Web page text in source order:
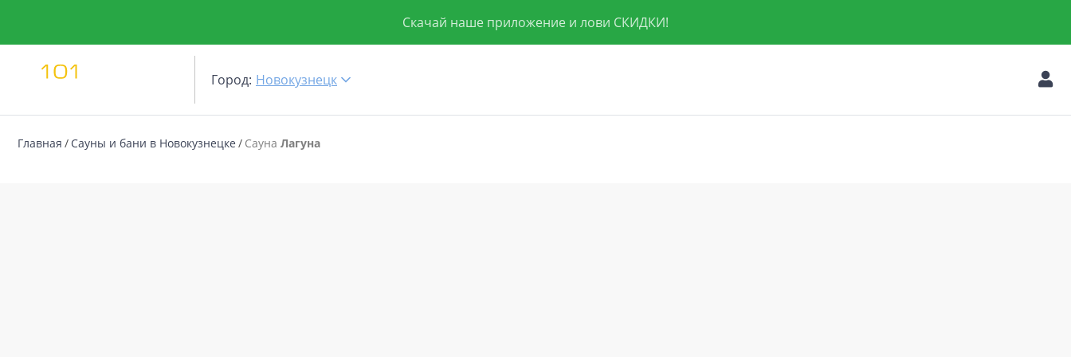
Скачай наше приложение и лови СКИДКИ!
Город: Новокузнецк
Главная Сауны и бани в Новокузнецке Сауна Лагуна